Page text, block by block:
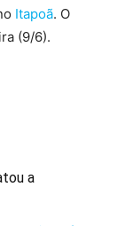
Itapoã. O
(9/6).
a